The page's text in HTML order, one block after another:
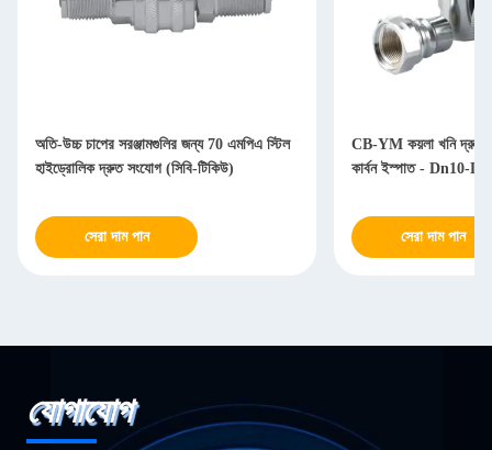
অতি-উচ্চ চাপের সরঞ্জামগুলির জন্য 70 এমপিএ স্টিল
হাইড্রোলিক দ্রুত সংযোগ (সিবি-টিকিউ)
সেরা দাম পান
CB-YM কয়লা খনি দ্রুত
কার্বন ইস্পাত - Dn10-
সেরা দাম পান
যোগাযোগ